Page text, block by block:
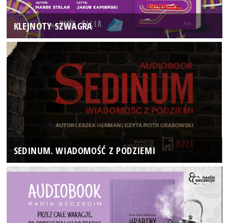
KLEJNOTY SZWAGRA
SEDINUM. WIADOMOŚĆ Z PODZIEMI